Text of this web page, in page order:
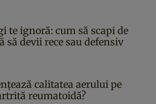
te ignoră: cum să scapi de
să devii rece sau defensiv
calitatea aerului pe
reumatoidă?